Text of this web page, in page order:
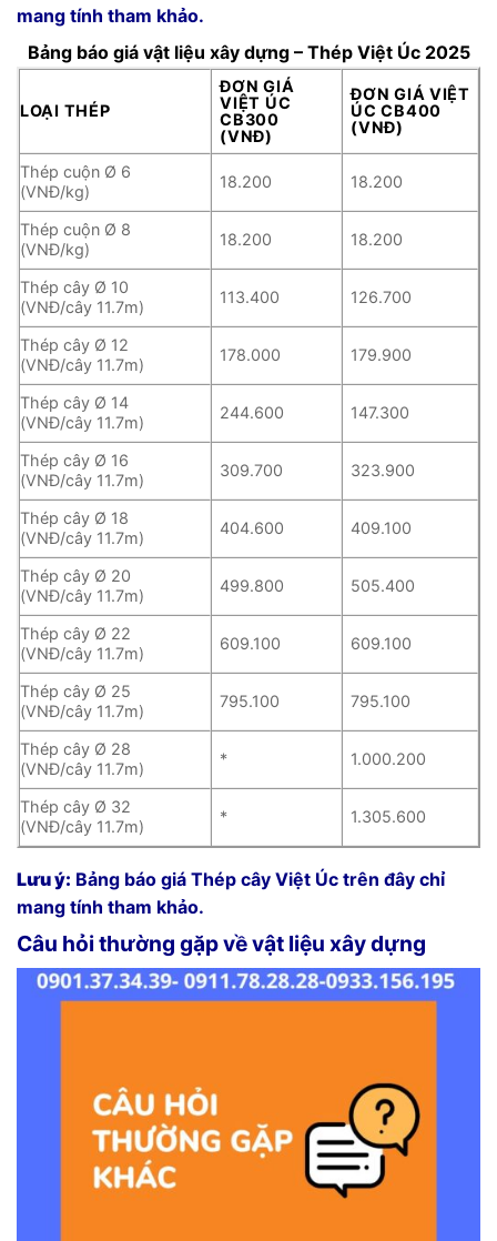
mang tính tham khảo.
Bảng báo giá vật liệu xây dựng – Thép Việt Úc 2025
LOẠI THÉP
ĐƠN GIÁ
VIỆT ÚC
CB300
(VNĐ)
ĐƠN GIÁ VIỆT
ÚC CB400
(VNĐ)
Thép cuộn Ø 6
(VNĐ/kg)
18.200 18.200
Thép cuộn Ø 8
(VNĐ/kg)
18.200 18.200
Thép cây Ø 10
(VNĐ/cây 11.7m)
113.400 126.700
Thép cây Ø 12
(VNĐ/cây 11.7m)
178.000 179.900
Thép cây Ø 14
(VNĐ/cây 11.7m)
244.600 147.300
Thép cây Ø 16
(VNĐ/cây 11.7m)
309.700 323.900
Thép cây Ø 18
(VNĐ/cây 11.7m)
404.600 409.100
Thép cây Ø 20
(VNĐ/cây 11.7m)
499.800 505.400
Thép cây Ø 22
(VNĐ/cây 11.7m)
609.100 609.100
Thép cây Ø 25
(VNĐ/cây 11.7m)
795.100 795.100
Thép cây Ø 28
(VNĐ/cây 11.7m)
* 1.000.200
Thép cây Ø 32
(VNĐ/cây 11.7m)
* 1.305.600
Lưu ý: Bảng báo giá Thép cây Việt Úc trên đây chỉ
mang tính tham khảo.
Câu hỏi thường gặp về vật liệu xây dựng